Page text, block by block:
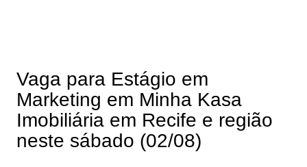
Vaga para Estágio em
Marketing em Minha Kasa
Imobiliária em Recife e região
neste sábado (02/08)